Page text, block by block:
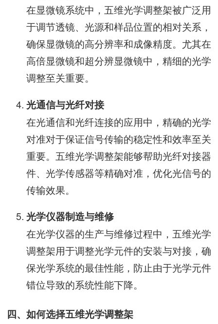
在显微镜系统中，五维光学调整架被广泛用
于调节透镜、光源和样品位置的相对关系，
确保显微镜的高分辨率和成像精度。尤其在
高倍显微镜和超分辨显微镜中，精细的光学
调整至关重要。
光通信与光纤对接
在光通信和光纤连接的应用中，精确的光学
对准对于保证信号传输的稳定性和效率至关
重要。五维光学调整架能够帮助光纤对接器
件、光学传感器等精确对准，优化光信号的
传输效果。
光学仪器制造与维修
在光学仪器的生产与维修过程中，五维光学
调整架用于调整光学元件的安装与对接，确
保光学系统的最佳性能，防止由于光学元件
错位导致的系统性能下降。
四、如何选择五维光学调整架